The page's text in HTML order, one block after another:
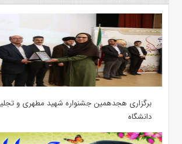
برگزاری هجدهمین جشنواره شهید مطهری و تجلیل
دانشگاه